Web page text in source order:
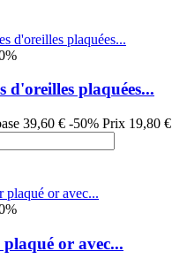
d'oreilles plaquées...
39,60 € -50% Prix 19,80 €
or avec...